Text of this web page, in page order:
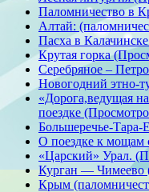
Паломничество в
Алтай:
Пасха в
Крутая горка
Серебряное –
Новогодний этно-
«Дорога,ведущая
поездке
Большеречье-Тара-
О поездке к мощам
«Царский» Урал.
Курган — Чимеево
Крым